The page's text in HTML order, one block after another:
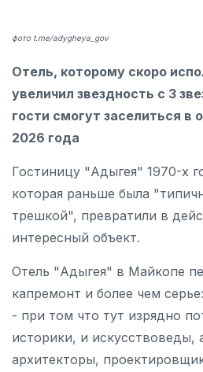
фото t.me/adygheya_gov
Отель, которому скоро
увеличил звездность с 3
гости смогут заселиться в
2026 года
Гостиницу "Адыгея" 1970-х
которая раньше была
трешкой", превратили в
интересный объект.
Отель "Адыгея" в Майкопе
капремонт и более чем
- при том что тут изрядно
историки, и искусствоведы,
архитекторы,